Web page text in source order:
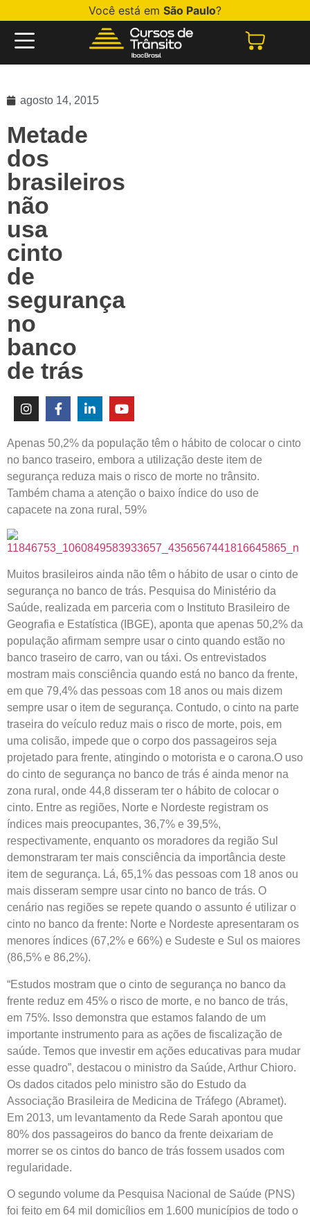
Você está em São Paulo?
agosto 14, 2015
Metade
dos
brasileiros
não
usa
cinto
de
segurança
no
banco
de trás
Apenas 50,2% da população têm o hábito de colocar o cinto
no banco traseiro, embora a utilização deste item de
segurança reduza mais o risco de morte no trânsito.
Também chama a atenção o baixo índice do uso de
capacete na zona rural, 59%
Muitos brasileiros ainda não têm o hábito de usar o cinto de
segurança no banco de trás. Pesquisa do Ministério da
Saúde, realizada em parceria com o Instituto Brasileiro de
Geografia e Estatística (IBGE), aponta que apenas 50,2% da
população afirmam sempre usar o cinto quando estão no
banco traseiro de carro, van ou táxi. Os entrevistados
mostram mais consciência quando está no banco da frente,
em que 79,4% das pessoas com 18 anos ou mais dizem
sempre usar o item de segurança. Contudo, o cinto na parte
traseira do veículo reduz mais o risco de morte, pois, em
uma colisão, impede que o corpo dos passageiros seja
projetado para frente, atingindo o motorista e o carona.O uso
do cinto de segurança no banco de trás é ainda menor na
zona rural, onde 44,8 disseram ter o hábito de colocar o
cinto. Entre as regiões, Norte e Nordeste registram os
índices mais preocupantes, 36,7% e 39,5%,
respectivamente, enquanto os moradores da região Sul
demonstraram ter mais consciência da importância deste
item de segurança. Lá, 65,1% das pessoas com 18 anos ou
mais disseram sempre usar cinto no banco de trás. O
cenário nas regiões se repete quando o assunto é utilizar o
cinto no banco da frente: Norte e Nordeste apresentaram os
menores índices (67,2% e 66%) e Sudeste e Sul os maiores
(86,5% e 86,2%).
“Estudos mostram que o cinto de segurança no banco da
frente reduz em 45% o risco de morte, e no banco de trás,
em 75%. Isso demonstra que estamos falando de um
importante instrumento para as ações de fiscalização de
saúde. Temos que investir em ações educativas para mudar
esse quadro”, destacou o ministro da Saúde, Arthur Chioro.
Os dados citados pelo ministro são do Estudo da
Associação Brasileira de Medicina de Tráfego (Abramet).
Em 2013, um levantamento da Rede Sarah apontou que
80% dos passageiros do banco da frente deixariam de
morrer se os cintos do banco de trás fossem usados com
regularidade.
O segundo volume da Pesquisa Nacional de Saúde (PNS)
foi feito em 64 mil domicílios em 1.600 municípios de todo o